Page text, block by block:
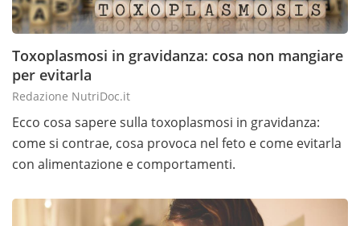
Toxoplasmosi in gravidanza: cosa non mangiare
per evitarla
Redazione NutriDoc.it
Ecco cosa sapere sulla toxoplasmosi in gravidanza:
come si contrae, cosa provoca nel feto e come evitarla
con alimentazione e comportamenti.